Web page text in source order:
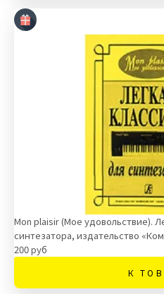
Mon plaisir (Мое удовольствие).
синтезатора, издательство
200 руб
К